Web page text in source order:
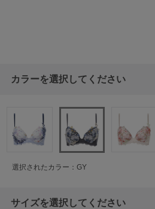
カラーを選択してください
選択されたカラー：GY
サイズを選択してください